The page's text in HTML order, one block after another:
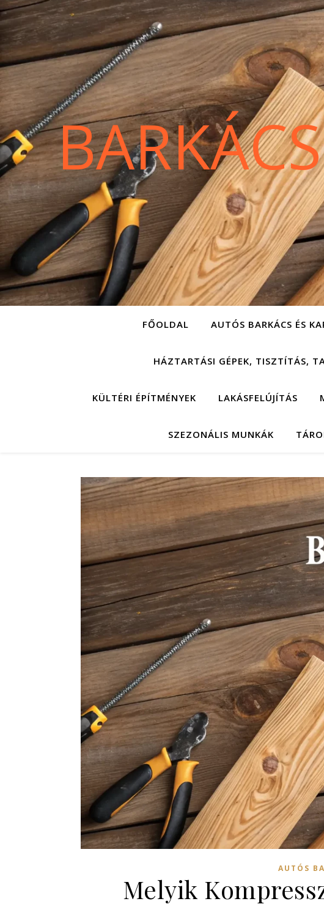
FŐOLDAL AUTÓS BARKÁCS ÉS
HÁZTARTÁSI GÉPEK, TISZTÍTÁS,
KÜLTÉRI ÉPÍTMÉNYEK LAKÁSFELÚJÍTÁS
SZEZONÁLIS MUNKÁK
AUTÓS
Melyik